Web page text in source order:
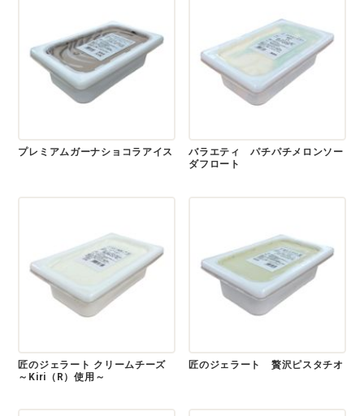
プレミアムガーナショコラアイス
バラエティ パチパチメロンソー
ダフロート
匠のジェラート クリームチーズ
～Kiri（R）使用～
匠のジェラート 贅沢ピスタチオ